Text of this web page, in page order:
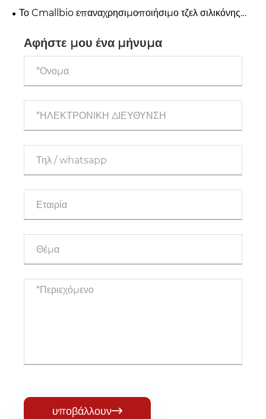
Μια κορυφαία επιλογή για μεταχειρουργική φροντίδα
Το Cmallbio επαναχρησιμοποιήσιμο τζελ σιλικόνης
Αφήστε μου ένα μήνυμα
υποβάλλουν